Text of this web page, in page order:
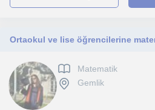
Matematik
Gemlik